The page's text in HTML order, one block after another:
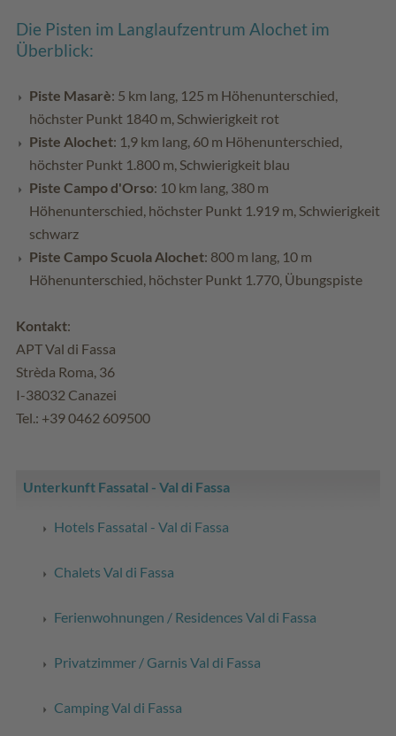
Die Pisten im Langlaufzentrum Alochet im
Überblick:
Piste Masarè: 5 km lang, 125 m Höhenunterschied,
höchster Punkt 1840 m, Schwierigkeit rot
Piste Alochet: 1,9 km lang, 60 m Höhenunterschied,
höchster Punkt 1.800 m, Schwierigkeit blau
Piste Campo d'Orso: 10 km lang, 380 m
Höhenunterschied, höchster Punkt 1.919 m, Schwierigkeit
schwarz
Piste Campo Scuola Alochet: 800 m lang, 10 m
Höhenunterschied, höchster Punkt 1.770, Übungspiste
Kontakt:
APT Val di Fassa
Strèda Roma, 36
I-38032 Canazei
Tel.: +39 0462 609500
Unterkunft Fassatal - Val di Fassa
Hotels Fassatal - Val di Fassa
Chalets Val di Fassa
Ferienwohnungen / Residences Val di Fassa
Privatzimmer / Garnis Val di Fassa
Camping Val di Fassa